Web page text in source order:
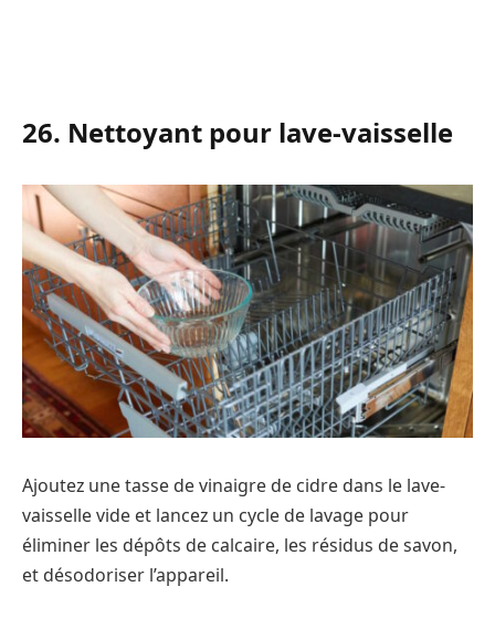
26. Nettoyant pour lave-vaisselle
Ajoutez une tasse de vinaigre de cidre dans le lave-
vaisselle vide et lancez un cycle de lavage pour
éliminer les dépôts de calcaire, les résidus de savon,
et désodoriser l’appareil.